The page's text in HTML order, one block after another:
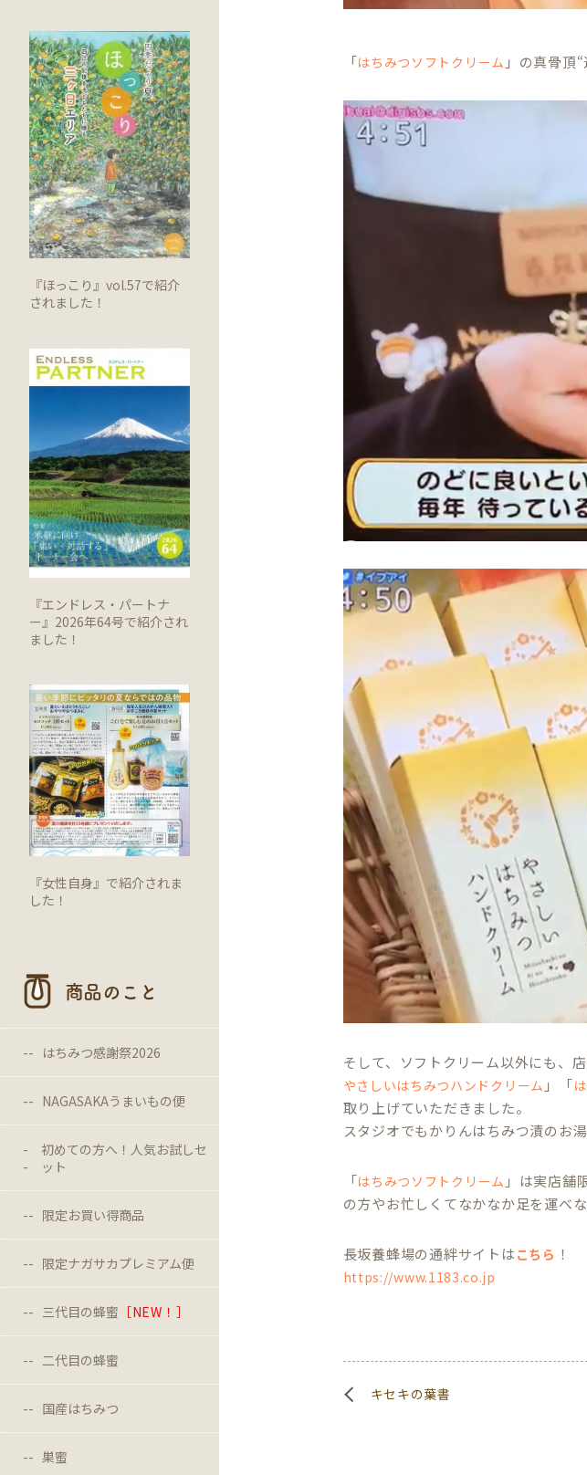
『ほっこり』vol.57で紹介
されました！
『エンドレス・パートナ
ー』2026年64号で紹介され
ました！
『女性自身』で紹介されま
した！
商品のこと
はちみつ感謝祭2026
NAGASAKAうまいもの便
初めての方へ！人気お試しセ
ット
限定お買い得商品
限定ナガサカプレミアム便
三代目の蜂蜜 ［NEW！］
二代目の蜂蜜
国産はちみつ
巣蜜
「はちみつソフトクリーム 」の真骨頂
そして、ソフトクリーム以外にも、
やさしいはちみつハンドクリーム 」「
取り上げていただきました。
スタジオでもかりんはちみつ漬のお
「はちみつソフトクリーム 」は実店舗
の方やお忙しくてなかなか足を運べ
長坂養蜂場の通絆サイトは こちら ！
https://www.1183.co.jp
キセキの葉書